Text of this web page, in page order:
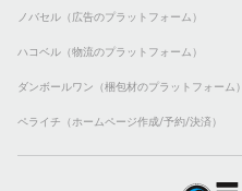
ノバセル（広告のプラットフォーム）
ハコベル（物流のプラットフォーム）
ダンボールワン（梱包材のプラットフォーム）
ペライチ（ホームページ作成/予約/決済）